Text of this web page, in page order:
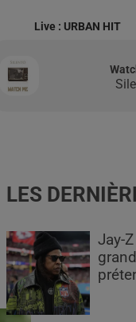
Live : URBAN HIT
LES
Jay-